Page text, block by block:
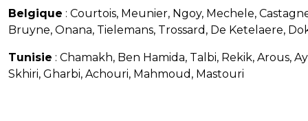
Belgique : Courtois, Meunier, Ngoy, Mechele,
Bruyne, Onana, Tielemans, Trossard, De Ketelaere,
Tunisie : Chamakh, Ben Hamida, Talbi, Rekik, Arous,
Skhiri, Gharbi, Achouri, Mahmoud, Mastouri